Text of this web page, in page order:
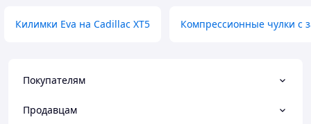
Килимки Eva на Cadillac XT5 Компрессионные чулки с
Покупателям
Продавцам